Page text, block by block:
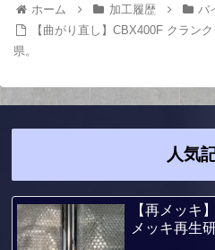
ホーム 加工履歴
バ
【曲がり直し】CBX400F クラン
県。
人気
【再メッキ
メッキ再生